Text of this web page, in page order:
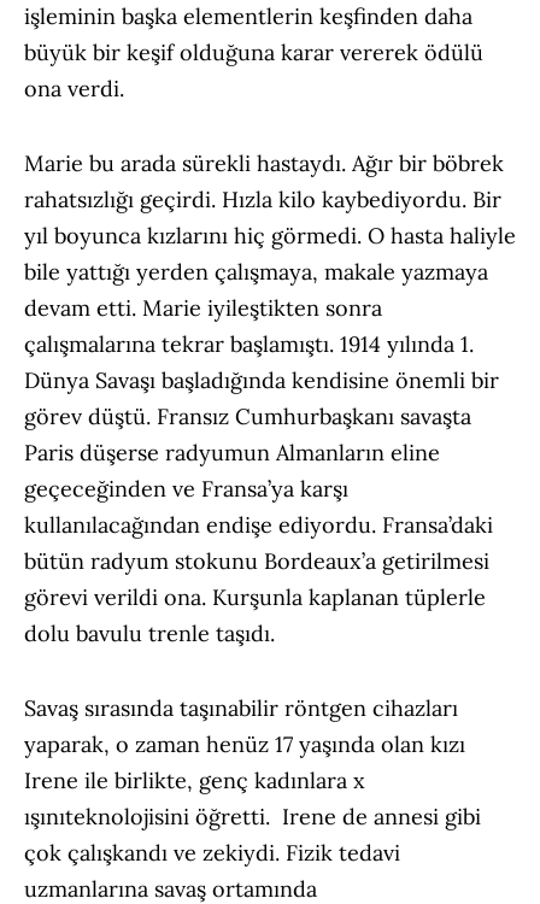
işleminin başka elementlerin keşfinden daha
büyük bir keşif olduğuna karar vererek ödülü
ona verdi.
Marie bu arada sürekli hastaydı. Ağır bir böbrek
rahatsızlığı geçirdi. Hızla kilo kaybediyordu. Bir
yıl boyunca kızlarını hiç görmedi. O hasta haliyle
bile yattığı yerden çalışmaya, makale yazmaya
devam etti. Marie iyileştikten sonra
çalışmalarına tekrar başlamıştı. 1914 yılında 1.
Dünya Savaşı başladığında kendisine önemli bir
görev düştü. Fransız Cumhurbaşkanı savaşta
Paris düşerse radyumun Almanların eline
geçeceğinden ve Fransa’ya karşı
kullanılacağından endişe ediyordu. Fransa’daki
bütün radyum stokunu Bordeaux’a getirilmesi
görevi verildi ona. Kurşunla kaplanan tüplerle
dolu bavulu trenle taşıdı.
Savaş sırasında taşınabilir röntgen cihazları
yaparak, o zaman henüz 17 yaşında olan kızı
Irene ile birlikte, genç kadınlara x
ışınıteknolojisini öğretti. Irene de annesi gibi
çok çalışkandı ve zekiydi. Fizik tedavi
uzmanlarına savaş ortamında